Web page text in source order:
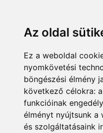
Az oldal
Ez a weboldal
nyomkövetési
böngészési élmény
következő célokra:
funkcióinak
élményt nyújtsunk a
és szolgáltatásaink